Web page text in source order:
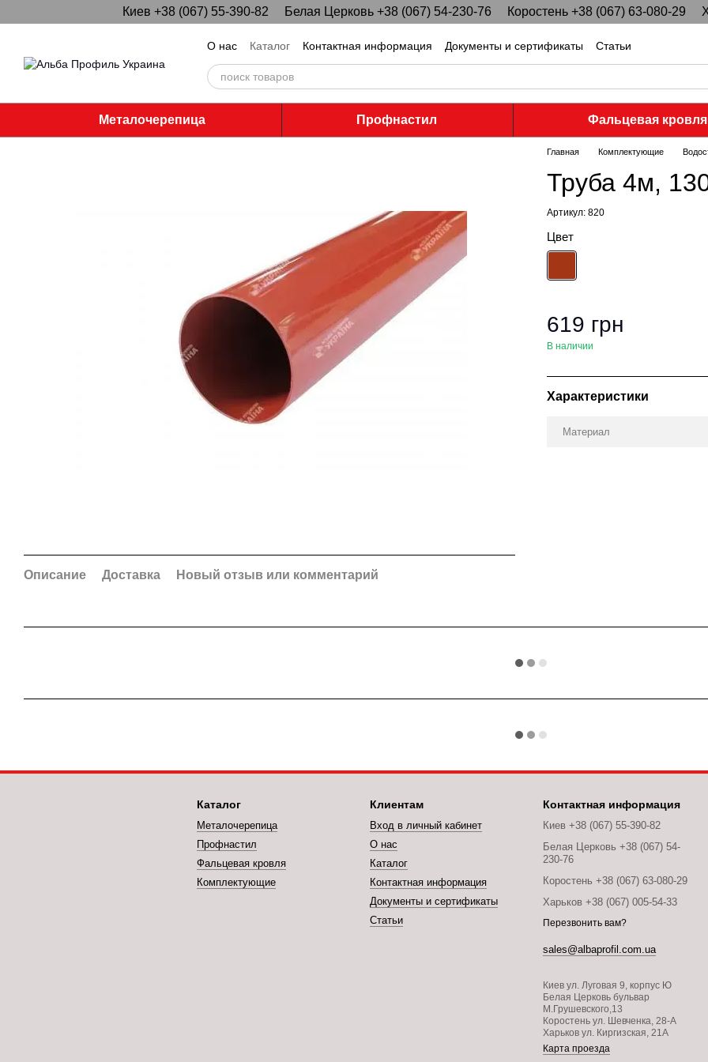
Перейти к основному контентуКиев +38 (067) 55-390-82 Белая Церковь +38 (067) 54-230-76 Коростень +38 (067) 63-080-29
О нас Каталог Контактная информация Документы и сертификаты Статьи
Металочерепица Профнастил Фальцевая кровля
Описание Доставка Новый отзыв или комментарий
Главная Комплектующие
Труба 4м,
Артикул: 820
Цвет
619 грн
В наличии
Характеристики
Материал
Каталог
Металочерепица
Профнастил
Фальцевая кровля
Комплектующие
Клиентам
Вход в личный кабинет
О нас
Каталог
Контактная информация
Документы и сертификаты
Статьи
Контактная информация
Киев +38 (067) 55-390-82
Белая Церковь +38 (067) 54-
230-76
Коростень +38 (067) 63-080-29
Харьков +38 (067) 005-54-33
Перезвонить вам?
sales@albaprofil.com.ua
Киев ул. Луговая 9, корпус Ю
Белая Церковь бульвар
М.Грушевского,13
Коростень ул. Шевченка, 28-А
Харьков ул. Киргизская, 21А
Карта проезда